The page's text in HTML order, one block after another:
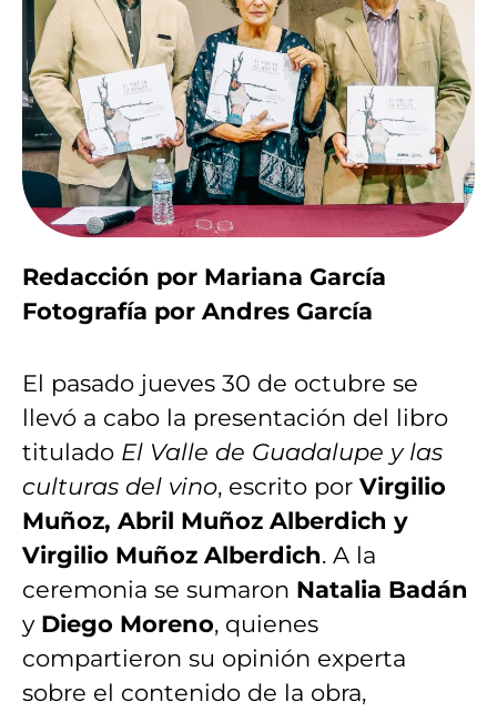
Redacción por Mariana García
Fotografía por Andres García
El pasado jueves 30 de octubre se
llevó a cabo la presentación del libro
titulado El Valle de Guadalupe y las
culturas del vino, escrito por Virgilio
Muñoz, Abril Muñoz Alberdich y
Virgilio Muñoz Alberdich. A la
ceremonia se sumaron Natalia Badán
y Diego Moreno, quienes
compartieron su opinión experta
sobre el contenido de la obra,